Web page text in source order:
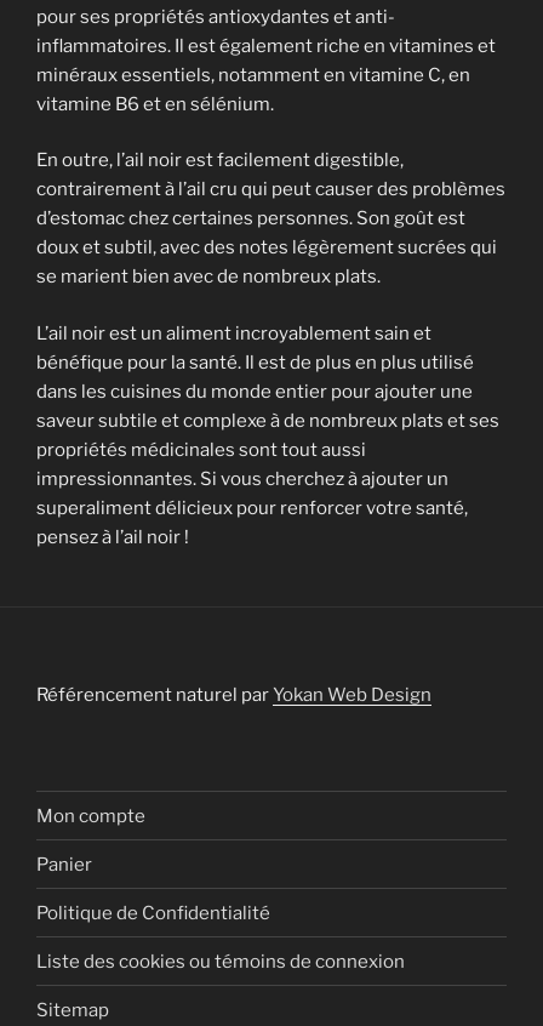
pour ses propriétés antioxydantes et anti-
inflammatoires. Il est également riche en vitamines et
minéraux essentiels, notamment en vitamine C, en
vitamine B6 et en sélénium.
En outre, l’ail noir est facilement digestible,
contrairement à l’ail cru qui peut causer des problèmes
d’estomac chez certaines personnes. Son goût est
doux et subtil, avec des notes légèrement sucrées qui
se marient bien avec de nombreux plats.
L’ail noir est un aliment incroyablement sain et
bénéfique pour la santé. Il est de plus en plus utilisé
dans les cuisines du monde entier pour ajouter une
saveur subtile et complexe à de nombreux plats et ses
propriétés médicinales sont tout aussi
impressionnantes. Si vous cherchez à ajouter un
superaliment délicieux pour renforcer votre santé,
pensez à l’ail noir !
Référencement naturel parYokan Web Design
Mon compte
Panier
Politique de Confidentialité
Liste des cookies ou témoins de connexion
Sitemap